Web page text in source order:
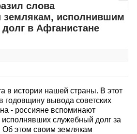
слова
землякам, исполнившим
в Афганистане
в истории нашей страны. В этот
годовщину вывода советских
- россияне вспоминают
исполнявших служебный долг за
этом своим землякам